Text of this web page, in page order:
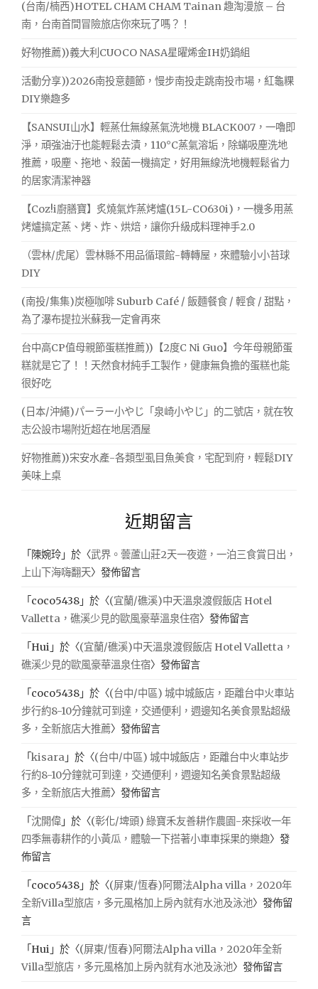
(台南/楠西)HOTEL CHAM CHAM Tainan 趣淘漫旅 – 台
南，台南首間冒險旅店你來玩了嗎？！
好物推薦))義大利CUOCO NASA星曜烯金IH奶鍋組
活動分享))2026南投意麵節，慢步南投走跳南投市場，紅龜粿
DIY樂趣多
【SANSUI山水】輕蒸仕無線蒸氣洗地機 BLACK007，一嚕即
淨，頑強油汙也能輕鬆去漬，110°C蒸氣溶垢，除蟎吸塵洗地
推薦，吸塵、拖地、殺菌一機搞定，好用無線洗地機輕鬆省力
的居家清潔神器
【Coz!i廚膳寶】炙燒氣炸蒸烤爐(15L-CO630i)，一機多用蒸
烤爐搞定蒸、烤、炸、烘焙，讓你升級成料理神手2.0
（雲林/虎尾）雲林縣不用品循環館-轉轉屋，來體驗小小苔球
DIY
(南投/集集)炭極咖啡 Suburb Café / 飯麵餐食 / 輕食 / 甜點，
為了瀑布提拉米蘇我一定會再來
台中高CP值母親節蛋糕推薦))【2度C Ni Guo】今年母親節蛋
糕就是它了！！天然食材純手工製作，健康無負擔的蛋糕也能
很好吃
(日本/沖繩)パーラー小やじ「泉崎小やじ」的二號店，就在牧
志公設市場附近超在地居酒屋
好物推薦))宋安水產-各類型虱目魚美食，宅配到府，輕鬆DIY
美味上桌
近期留言
「 陳婉玲 」於〈武界。蕓蘆山莊2天一夜遊，一泊三食賞日出，
上山下海嗨翻天〉發佈留言
「 coco5438 」於〈(宜蘭/礁溪)中天溫泉渡假飯店 Hotel
Valletta，礁溪少見的歐風豪華溫泉住宿〉發佈留言
「 Hui 」於〈(宜蘭/礁溪)中天溫泉渡假飯店 Hotel Valletta，
礁溪少見的歐風豪華溫泉住宿〉發佈留言
「 coco5438 」於〈(台中/中區) 城中城飯店，距離台中火車站
步行約8-10分鐘就可到達，交通便利，週邊知名美食景點超級
多，全新旅店大推薦〉發佈留言
「kisara 」於〈(台中/中區) 城中城飯店，距離台中火車站步
行約8-10分鐘就可到達，交通便利，週邊知名美食景點超級
多，全新旅店大推薦〉發佈留言
「沈開偉 」於〈(彰化/埤頭) 綠寶禾友善耕作農園-來採收一年
四季無毒耕作的小黃瓜，體驗一下搭著小車車採果的樂趣〉發
佈留言
「 coco5438 」於〈(屏東/恆春)阿爾法Alpha villa，2020年
全新Villa型旅店，多元風格加上房內就有水池及泳池〉發佈留
言
「 Hui 」於〈(屏東/恆春)阿爾法Alpha villa，2020年全新
Villa型旅店，多元風格加上房內就有水池及泳池〉發佈留言